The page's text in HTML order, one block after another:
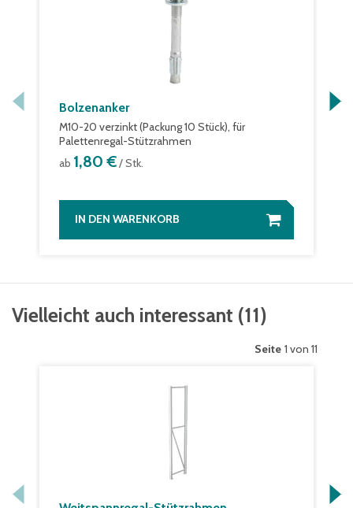
Bolzenanker
M10-20 verzinkt (Packung 10 Stück), für
Palettenregal-Stützrahmen
ab 1,80 €/ Stk.
IN DEN WARENKORB
Vielleicht auch interessant (11)
Seite 1 von 11